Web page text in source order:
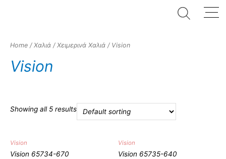
Home / Χαλιά / Χειμερινά Χαλιά / Vision
Vision
Στυλ
Showing all 5 results
Vision
Vision 65734-670
Vision
Vision 65735-640